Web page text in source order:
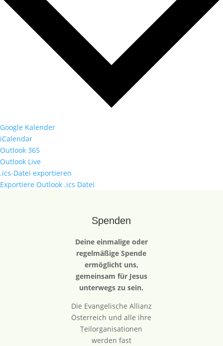
Google Kalender
iCalendar
Outlook 365
Outlook Live
.ics-Datei exportieren
Exportiere Outlook .ics Datei
Spenden
Deine einmalige oder
regelmäßige Spende
ermöglicht uns,
gemeinsam für Jesus
unterwegs zu sein.
Die Evangelische Allianz
Österreich und alle ihre
Teilorganisationen
werden fast